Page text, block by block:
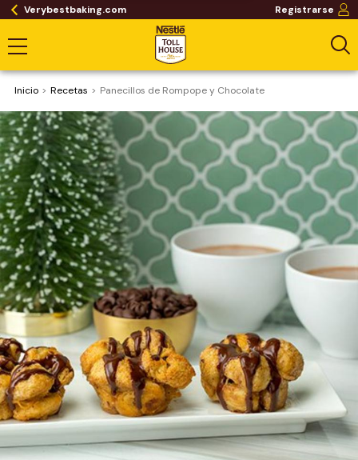
Verybestbaking.com Registrarse
Inicio Recetas Panecillos de Rompope y Chocolate